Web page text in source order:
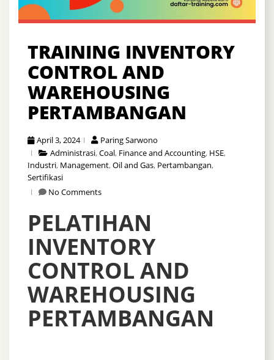
TRAINING INVENTORY
CONTROL AND
WAREHOUSING
PERTAMBANGAN
April 3, 2024
Paring Sarwono
Administrasi,Coal, Finance and Accounting, HSE,
Industri, Management,Oil and Gas, Pertambangan,
Sertifikasi
No Comments
PELATIHAN
INVENTORY
CONTROL AND
WAREHOUSING
PERTAMBANGAN